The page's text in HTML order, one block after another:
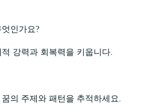
인가요?
강력과 회복력을 키웁니다.
의 주제와 패턴을 추적하세요.